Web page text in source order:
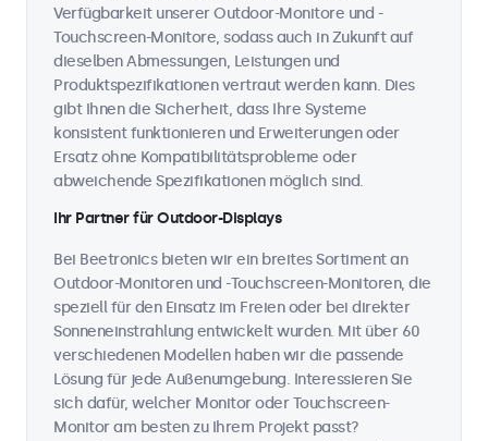
Verfügbarkeit unserer Outdoor-Monitore und -
Touchscreen-Monitore, sodass auch in Zukunft auf
dieselben Abmessungen, Leistungen und
Produktspezifikationen vertraut werden kann. Dies
gibt Ihnen die Sicherheit, dass Ihre Systeme
konsistent funktionieren und Erweiterungen oder
Ersatz ohne Kompatibilitätsprobleme oder
abweichende Spezifikationen möglich sind.
Ihr Partner für Outdoor-Displays
Bei Beetronics bieten wir ein breites Sortiment an
Outdoor-Monitoren und -Touchscreen-Monitoren, die
speziell für den Einsatz im Freien oder bei direkter
Sonneneinstrahlung entwickelt wurden. Mit über 60
verschiedenen Modellen haben wir die passende
Lösung für jede Außenumgebung. Interessieren Sie
sich dafür, welcher Monitor oder Touchscreen-
Monitor am besten zu Ihrem Projekt passt?